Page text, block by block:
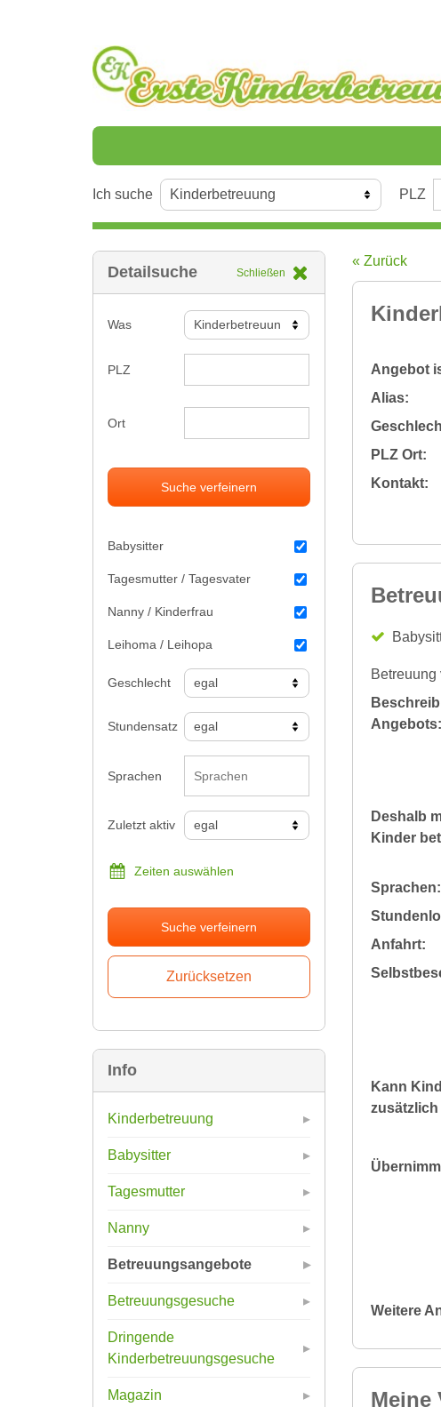
Ich suche PLZ
Detailsuche Schließen
Was
PLZ
Ort
Suche verfeinern
Babysitter
Tagesmutter / Tagesvater
Nanny / Kinderfrau
Leihoma / Leihopa
Geschlecht
Stundensatz
Sprachen
Zuletzt aktiv
Zeiten auswählen
Suche verfeinern
Info
Kinderbetreuung
Babysitter
Tagesmutter
Nanny
Betreuungsangebote
Betreuungsgesuche
Dringende
Kinderbetreuungsgesuche
Magazin
« Zurück
Angebot
Alias:
PLZ Ort:
Kontakt:
Betreuung
Angebots:
Deshalb
Kinder
Sprachen:
Anfahrt:
Kann
Weitere
Meine